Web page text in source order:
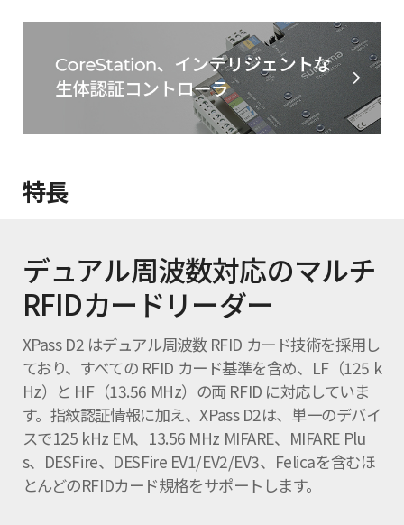
特長
デュアル周波数対応のマルチ
RFIDカードリーダー
XPass D2 はデュアル周波数 RFID カード技術を採用し
ており、すべての RFID カード基準を含め、LF（125 k
Hz）と HF（13.56 MHz）の両 RFID に対応していま
す。指紋認証情報に加え、XPass D2は、単一のデバイ
スで125 kHz EM、13.56 MHz MIFARE、MIFARE Plu
s、DESFire、DESFire EV1/EV2/EV3、Felicaを含むほ
とんどのRFIDカード規格をサポートします。